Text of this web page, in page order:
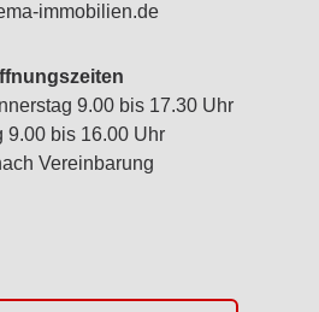
immobilien.de
9.00 bis 17.30 Uhr
9.00 bis 16.00 Uhr
Vereinbarung